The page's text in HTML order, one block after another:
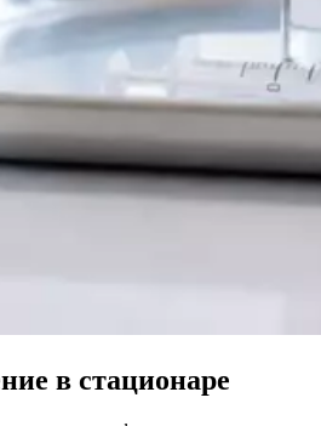
в стационаре